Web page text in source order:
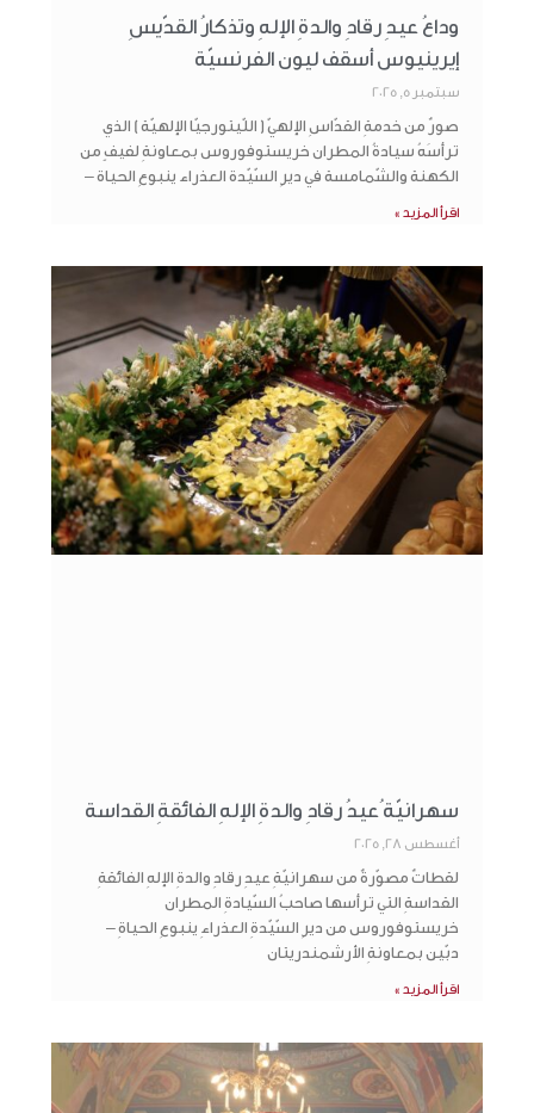
وداعُ عيدِ رقادِ والدةِ الإلهِ وتذكارُ القدّيسِ
إيرينيوس أسقف ليون الفرنسيّة
سبتمبر 5, 2025
صورٌ من خدمةِ القدّاسِ الإلهيّ ( اللّيتورجيّا الإلهيّة ) الذي
ترأسَهُ سيادةُ المطران خريستوفوروس بمعاونةِ لفيفٍ من
الكهنة والشّمامسة في ديرِ السّيّدة العذراء ينبوعِ الحياة –
اقرأ المزيد »
سهرانيّة ُعيدُ رقادِ والدةِ الإلهِ الفائقةِ القداسة
أغسطس 28, 2025
لقطاتٌ مصوّرةٌ من سهرانيّةِ عيدِ رقادِ والدةِ الإلهِ الفائقةِ
القداسةِ التي ترأسها صاحبُ السّيادةِ المطران
خريستوفوروس من ديرِ السّيّدةِ العذراءِ ينبوعِ الحياةِ –
دبّين بمعاونةِ الأرشمندريتان
اقرأ المزيد »